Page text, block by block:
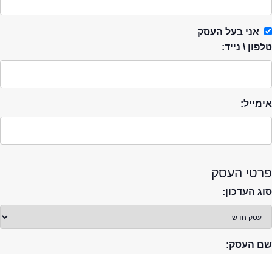
אני בעל העסק
טלפון \ נייד:
אימייל:
פרטי העסק
סוג העדכון:
שם העסק: